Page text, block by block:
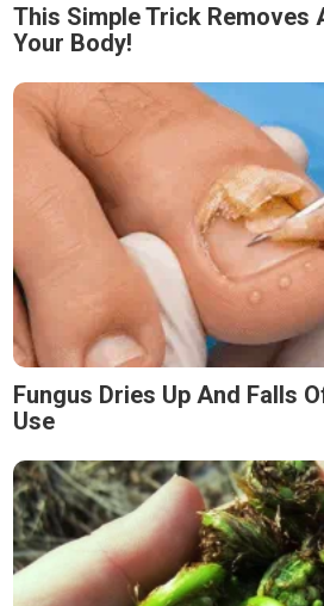
This Simple Trick Removes
Your Body!
Fungus Dries Up And Falls
Use